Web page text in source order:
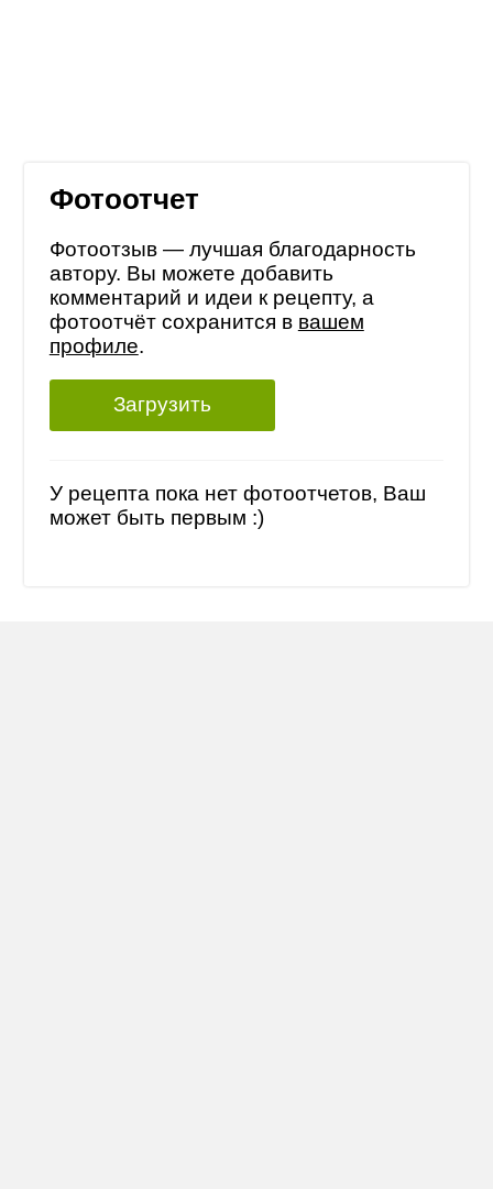
Фотоотчет
Фотоотзыв — лучшая благодарность
автору. Вы можете добавить
комментарий и идеи к рецепту, а
фотоотчёт сохранится в вашем
профиле.
Загрузить
У рецепта пока нет фотоотчетов, Ваш
может быть первым :)